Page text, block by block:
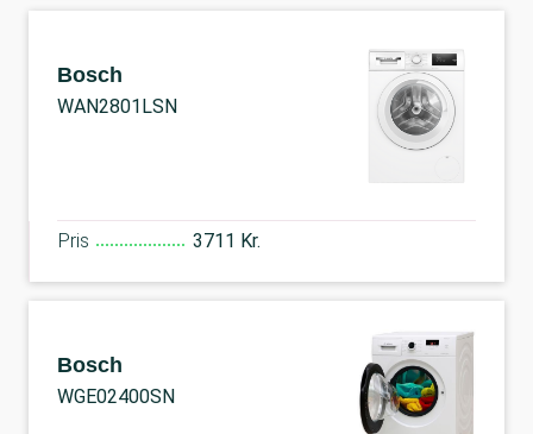
Bosch
WAN2801LSN
Pris 3711 Kr.
Bosch
WGE02400SN